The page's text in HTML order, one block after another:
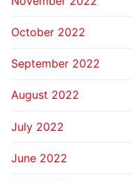
October 2022
September 2022
August 2022
July 2022
June 2022